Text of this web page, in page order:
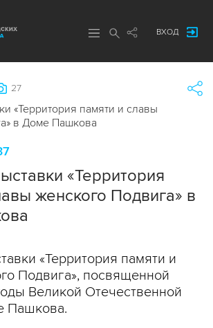
ВХОД
«Территория памяти и славы
в Доме Пашкова
27
«Территория
женского Подвига» в
«Территория памяти и
Подвига», посвященной
Великой Отечественной
Пашкова.